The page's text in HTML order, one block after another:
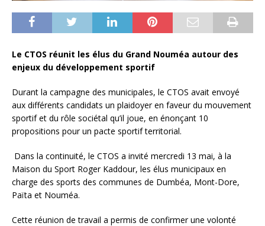
Le CTOS réunit les élus du Grand Nouméa autour des
enjeux du développement sportif
Durant la campagne des municipales, le CTOS avait envoyé
aux différents candidats un plaidoyer en faveur du mouvement
sportif et du rôle sociétal qu’il joue, en énonçant 10
propositions pour un pacte sportif territorial.
Dans la continuité, le CTOS a invité mercredi 13 mai, à la
Maison du Sport Roger Kaddour, les élus municipaux en
charge des sports des communes de Dumbéa, Mont-Dore,
Païta et Nouméa.
Cette réunion de travail a permis de confirmer une volonté